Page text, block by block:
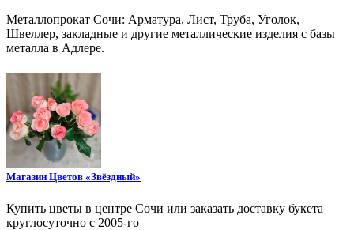
Металлопрокат Сочи: Арматура, Лист, Труба, Уголок,
Швеллер, закладные и другие металлические изделия с базы
металла в Адлере.
Магазин Цветов «Звёздный»
Купить цветы в центре Сочи или заказать доставку букета
круглосуточно с 2005-го